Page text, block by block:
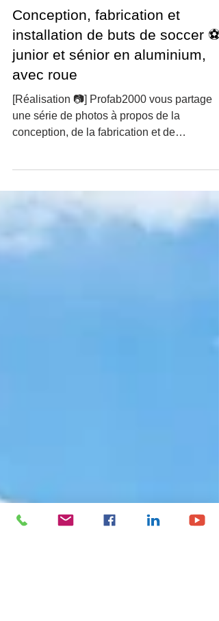
Profab 2000
10 déc. 2021
1 min de lecture
Conception, fabrication et
installation de buts de soccer ⚽
junior et sénior en aluminium,
avec roue
l’installation de buts de...